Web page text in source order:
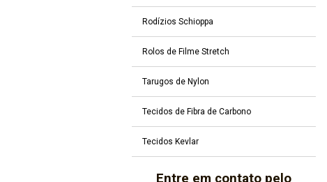
Rodízios Schioppa
Rolos de Filme Stretch
Tarugos de Nylon
Tecidos de Fibra de Carbono
Tecidos Kevlar
Entre em contato pelo